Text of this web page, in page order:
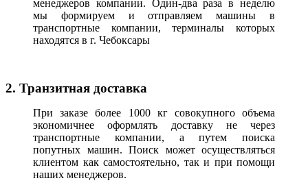
менеджеров компании. Один-два раза в неделю
мы формируем и отправляем машины в
транспортные компании, терминалы которых
находятся в г. Чебоксары
2. Транзитная доставка
При заказе более 1000 кг совокупного объема
экономичнее оформлять доставку не через
транспортные компании, а путем поиска
попутных машин. Поиск может осуществляться
клиентом как самостоятельно, так и при помощи
наших менеджеров.